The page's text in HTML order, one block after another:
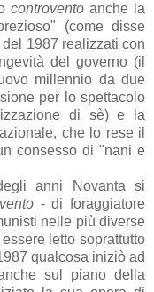
controvento anche la
(come disse
1987 realizzati con
del governo (il
millennio da due
per lo spettacolo
di sè) e la
che lo rese il
consesso di "nani e
anni Novanta si
- di foraggiatore
nelle più diverse
letto soprattutto
qualcosa iniziò ad
sul piano della